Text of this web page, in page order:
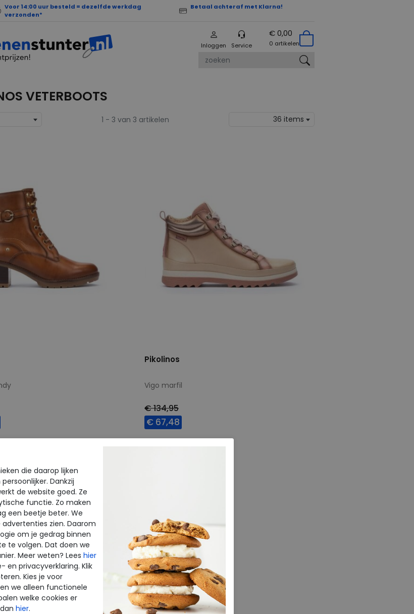
Voor 14:00 uur besteld = dezelfde werkdag
verzonden*
Betaal achteraf met Klarna!
Inloggen Service
€ 0,00
0 artikelen
VETERBOOTS
1 - 3 van 3 artikelen 36 items
maten
Pikolinos
Vigo marfil
€ 134,95
€ 67,48
Beschikbare maten
die daarop lijken
Dankzij
de website goed. Ze
functie. Zo maken
een beetje beter. We
zien. Daarom
om je gedrag binnen
te volgen. Dat doen we
Meer weten? Lees hier
en privacyverklaring. Klik
Kies je voor
we alleen functionele
welke cookies er
hier.